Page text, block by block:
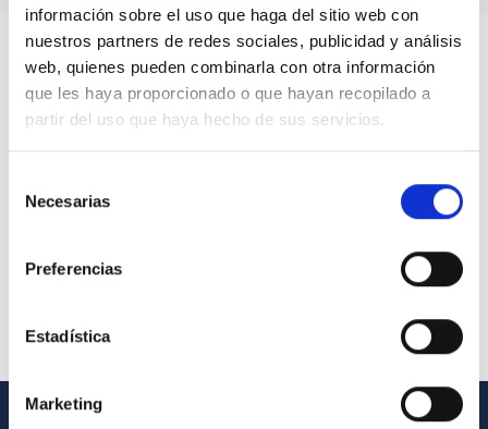
información sobre el uso que haga del sitio web con
nuestros partners de redes sociales, publicidad y análisis
web, quienes pueden combinarla con otra información
que les haya proporcionado o que hayan recopilado a
partir del uso que haya hecho de sus servicios.
Necesarias
Preferencias
Estadística
Marketing